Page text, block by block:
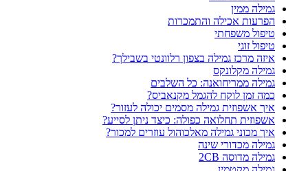
גמילה ממין
הפרעות אכילה והתמכרות
טיפול משפחתי
טיפול זוגי
איזה מרכז גמילה בצפון רלוונטי בשבילך?
גמילה מקלונקס
גמילה ממריחואנה: כל השלבים
כמה זמן לוקח להגמל מקנאביס?
איך אשפוזית גמילה מסמים יכולה לעזור?
אשפוזית תחלואה כפולה: כיצד ניתן לסייע?
איך מכוני גמילה מאלכוהול עוזרים למכור?
גמילה מכדורי שינה
גמילה מדוסה 2CB